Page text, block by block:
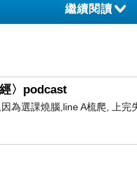
繼續閱讀
〉podcast
為選課燒腦,line A梳爬, 上完